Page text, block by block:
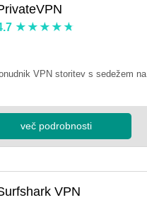
VPN storitev s sedežem na
več podrobnosti
VPN